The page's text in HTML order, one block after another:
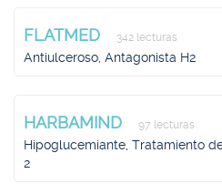
FLATMED 342 lecturas
Antiulceroso, Antagonista H2
HARBAMIND 97 lecturas
Hipoglucemiante, Tratamiento
2